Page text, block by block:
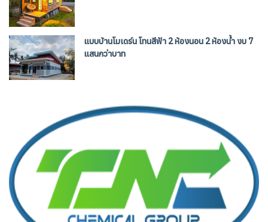
แบบบ้านโมเดร์น โทนสีฟ้า 2 ห้องนอน 2 ห้องน้ำ งบ 7
แสนกว่าบาท